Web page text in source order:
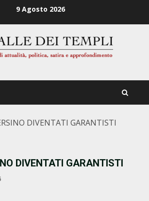
9 Agosto 2026
DIVENTATI GARANTISTI
DIVENTATI GARANTISTI